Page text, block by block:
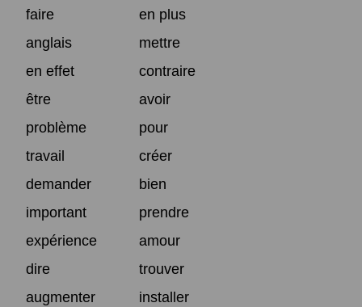
faire
en plus
anglais
mettre
en effet
contraire
être
avoir
problème
pour
travail
créer
demander
bien
important
prendre
expérience
amour
dire
trouver
augmenter
installer